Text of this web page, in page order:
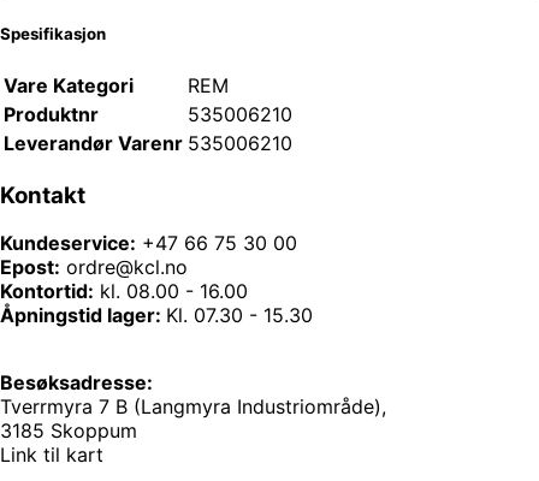
Spesifikasjon
Vare Kategori
REM
Produktnr
535006210
Leverandør Varenr 535006210
Kontakt
Kundeservice: +47 66 75 30 00
Epost: ordre@kcl.no
Kontortid: kl. 08.00 - 16.00
Åpningstid lager: Kl. 07.30 - 15.30
Besøksadresse:
Tverrmyra 7 B (Langmyra Industriområde),
3185 Skoppum
Link til kart